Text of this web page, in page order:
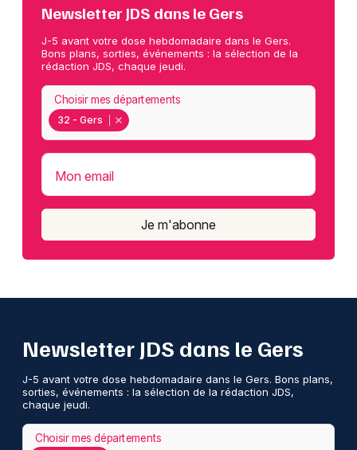
Newsletter JDS dans le Gers
J-5 avant votre dose hebdomadaire dans le Gers.
Bons plans, sorties, événements : la sélection de la
rédaction JDS, chaque jeudi.
32 - Gers
Choisir mes départements
Mon email
Je m'abonne
Newsletter JDS dans le Gers
J-5 avant votre dose hebdomadaire dans le Gers. Bons plans,
sorties, événements : la sélection de la rédaction JDS,
chaque jeudi.
Choisir mes départements